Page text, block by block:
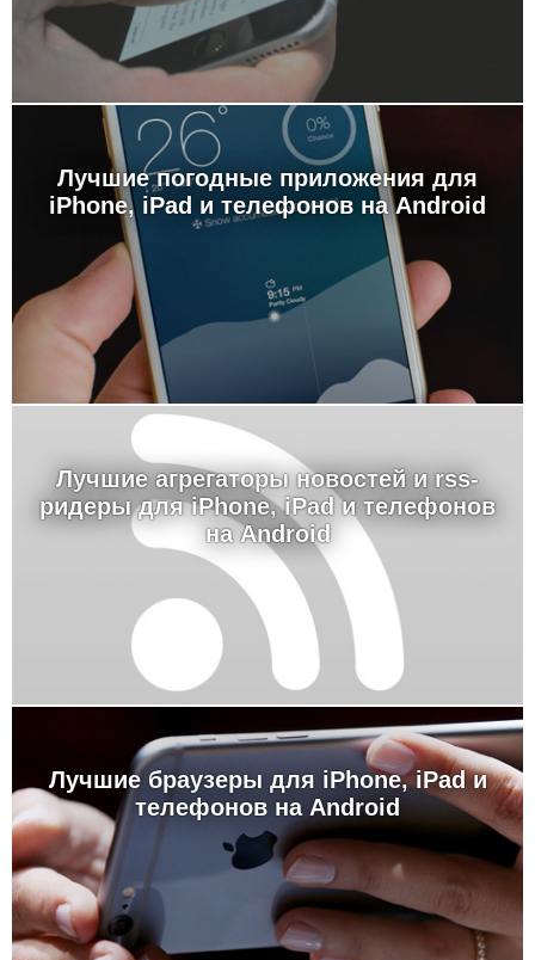
Лучшие погодные приложения для
iPhone, iPad и телефонов на Android
Лучшие агрегаторы новостей и rss-
ридеры для iPhone, iPad и телефонов
на Android
Лучшие браузеры для iPhone, iPad и
телефонов на Android